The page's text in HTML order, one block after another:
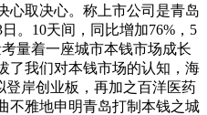
心取决心。称上市公司是青岛
。10天间，同比增加76%，5
量着一座城市本钱市场成长
了我们对本钱市场的认知，海
登岸创业板，再加之百洋医药
不雅地申明青岛打制本钱之城